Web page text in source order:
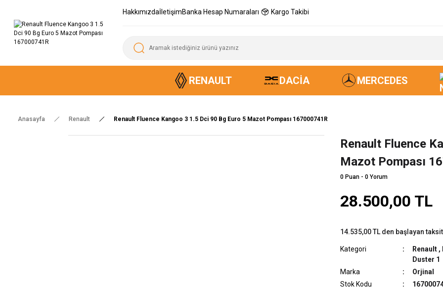
HakkımızdaİletişimBanka Hesap Numaraları Kargo Takibi
RENAULT DACIA MERCEDES
Anasayfa Renault Renault Fluence Kangoo 3 1.5 Dci 90 Bg Euro 5 Mazot Pompası 167000741R
Renault Fluence
Mazot Pompası
0 Puan - 0 Yorum
28.500,00 TL
14.535,00 TL den başlayan
Kategori Renault ,
Duster 1
Marka
Orjinal
Stok Kodu